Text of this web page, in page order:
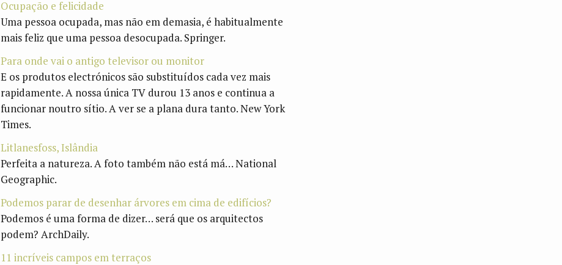
Ocupação e felicidade
Uma pessoa ocupada, mas não em demasia, é habitualmente
mais feliz que uma pessoa desocupada. Springer.
Para onde vai o antigo televisor ou monitor
E os produtos electrónicos são substituídos cada vez mais
rapidamente. A nossa única TV durou 13 anos e continua a
funcionar noutro sítio. A ver se a plana dura tanto. New York
Times.
Litlanesfoss, Islândia
Perfeita a natureza. A foto também não está má… National
Geographic.
Podemos parar de desenhar árvores em cima de edifícios?
Podemos é uma forma de dizer… será que os arquitectos
podem? ArchDaily.
11 incríveis campos em terraços